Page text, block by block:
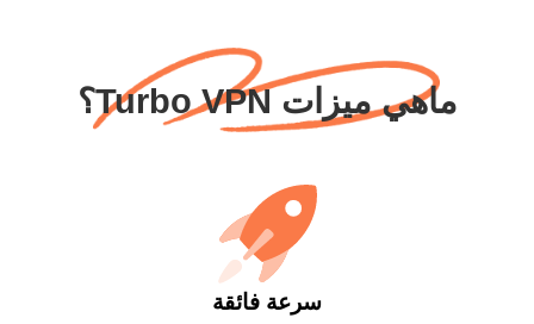
ماهي ميزات Turbo VPN؟
سرعة فائقة